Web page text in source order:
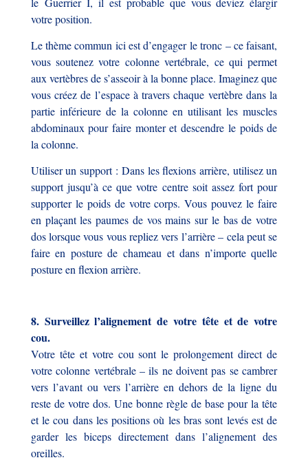
votre position.
Le thème commun ici est d’engager le tronc – ce faisant,
vous soutenez votre colonne vertébrale, ce qui permet
aux vertèbres de s’asseoir à la bonne place. Imaginez que
vous créez de l’espace à travers chaque vertèbre dans la
partie inférieure de la colonne en utilisant les muscles
abdominaux pour faire monter et descendre le poids de
la colonne.
Utiliser un support : Dans les flexions arrière, utilisez un
support jusqu’à ce que votre centre soit assez fort pour
supporter le poids de votre corps. Vous pouvez le faire
en plaçant les paumes de vos mains sur le bas de votre
dos lorsque vous vous repliez vers l’arrière – cela peut se
faire en posture de chameau et dans n’importe quelle
posture en flexion arrière.
8. Surveillez l’alignement de votre tête et de votre
cou.
Votre tête et votre cou sont le prolongement direct de
votre colonne vertébrale – ils ne doivent pas se cambrer
vers l’avant ou vers l’arrière en dehors de la ligne du
reste de votre dos. Une bonne règle de base pour la tête
et le cou dans les positions où les bras sont levés est de
garder les biceps directement dans l’alignement des
oreilles.